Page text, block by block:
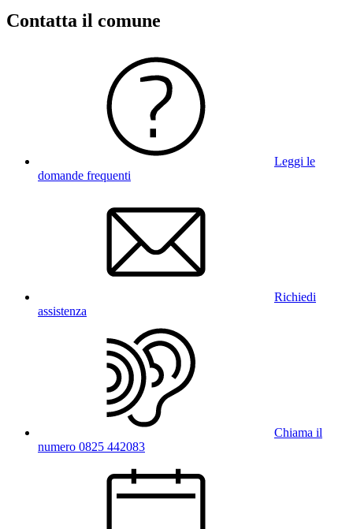
Contatta il comune
Leggi le
domande frequenti
Richiedi
assistenza
Chiama il
numero 0825 442083